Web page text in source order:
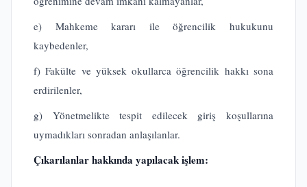
e) Mahkeme kararı ile öğrencilik hukukunu
kaybedenler,
f) Fakülte ve yüksek okullarca öğrencilik hakkı sona
erdirilenler,
g) Yönetmelikte tespit edilecek giriş koşullarına
uymadıkları sonradan anlaşılanlar.
Çıkarılanlar hakkında yapılacak işlem: